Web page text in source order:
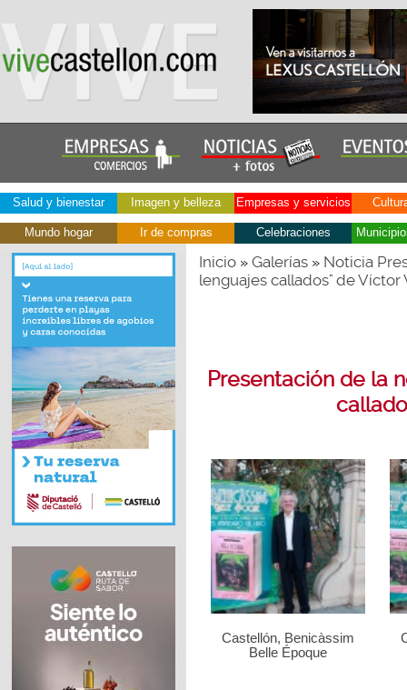
Salud y bienestar Imagen y belleza Empresas y servicios
Mundo hogar Ir de compras Celebraciones
Inicio» Galerías» Noticia
lenguajes callados" de Víctor
Presentación de la
Castellón, Benicàssim
Belle Époque